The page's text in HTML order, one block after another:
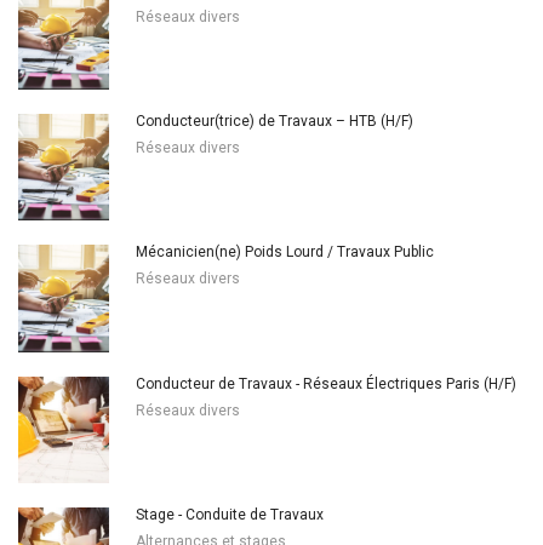
Réseaux divers
Conducteur(trice) de Travaux – HTB (H/F)
Réseaux divers
Mécanicien(ne) Poids Lourd / Travaux Public
Réseaux divers
Conducteur de Travaux - Réseaux Électriques Paris (H/F)
Réseaux divers
Stage - Conduite de Travaux
Alternances et stages